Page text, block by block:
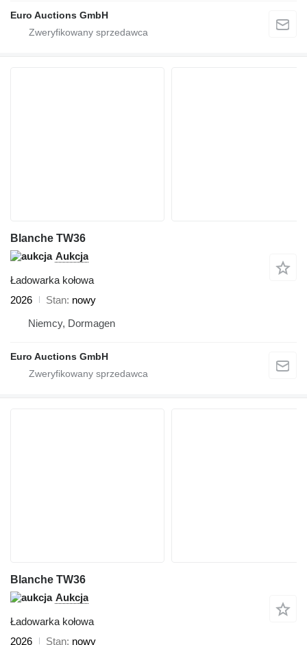
Euro Auctions GmbH
Blanche TW36
Aukcja
Ładowarka kołowa
2026
Stan nowy
Niemcy, Dormagen
Euro Auctions GmbH
Blanche TW36
Aukcja
Ładowarka kołowa
2026
Stan nowy